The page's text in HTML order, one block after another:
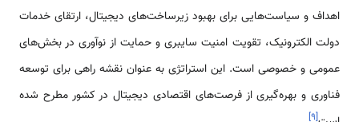
اهداف و سیاست‌هایی برای بهبود زیرساخت‌های دیجیتال، ارتقای خدمات
دولت الکترونیک، تقویت امنیت سایبری و حمایت از نوآوری در بخش‌های
عمومی و خصوصی است. این استراتژی به عنوان نقشه راهی برای توسعه
فناوری و بهره‌گیری از فرصت‌های اقتصادی دیجیتال در کشور مطرح شده
[۹]